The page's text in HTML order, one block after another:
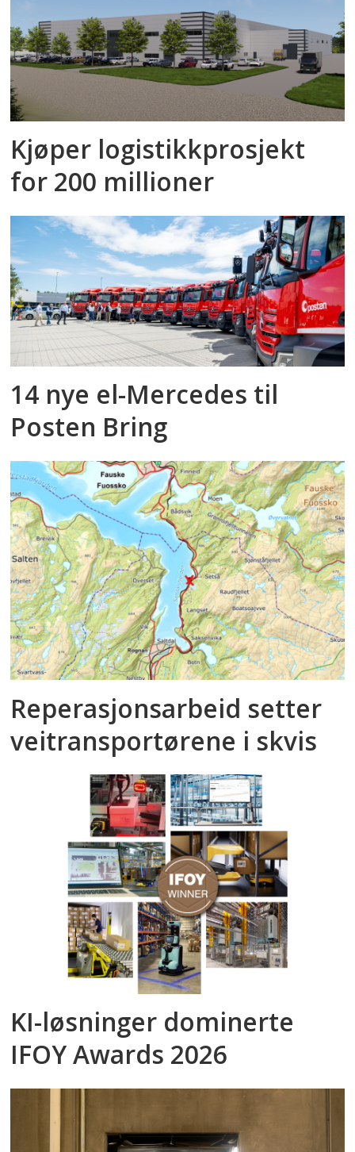
Kjøper logistikkprosjekt
for 200 millioner
14 nye el-Mercedes til
Posten Bring
Reperasjonsarbeid setter
veitransportørene i skvis
KI-løsninger dominerte
IFOY Awards 2026